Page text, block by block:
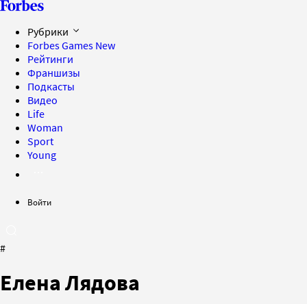
Рубрики
Forbes Games New
Рейтинги
Франшизы
Подкасты
Видео
Life
Woman
Sport
Young
Войти
#
Елена Лядова